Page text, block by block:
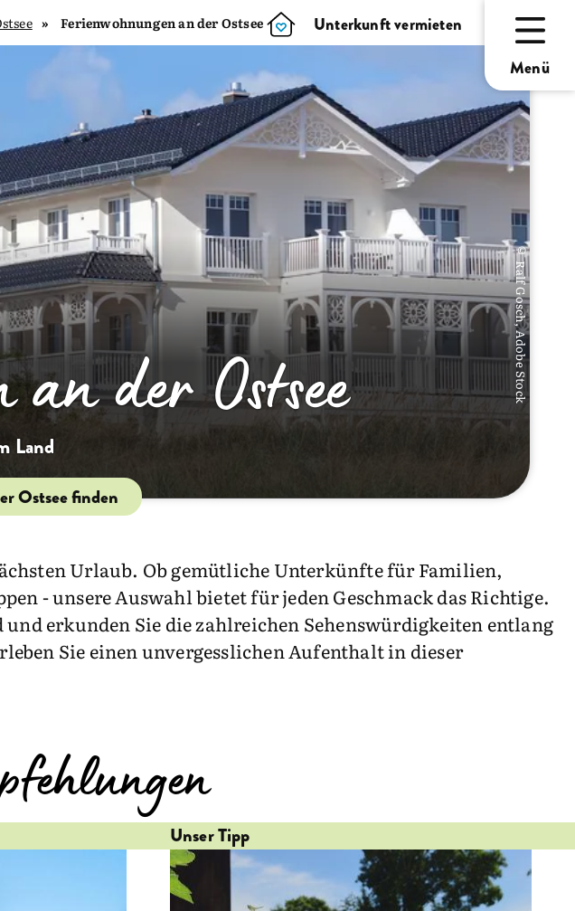
Ferienwohnungen an der Ostsee
Unterkunft vermieten
Menü
© Ralf Gosch, Adobe Stock
der Ostsee
Land
Ostsee finden
Urlaub. Ob gemütliche Unterkünfte für Familien,
- unsere Auswahl bietet für jeden Geschmack das Richtige.
erkunden Sie die zahlreichen Sehenswürdigkeiten entlang
Sie einen unvergesslichen Aufenthalt in dieser
Unser Tipp